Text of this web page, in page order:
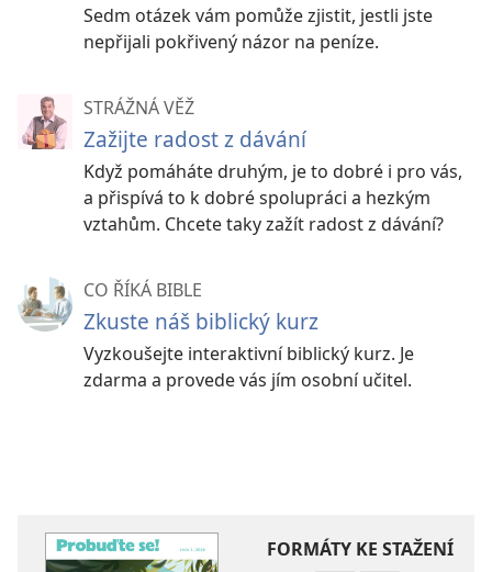
Sedm otázek vám pomůže zjistit, jestli jste
nepřijali pokřivený názor na peníze.
STRÁŽNÁ VĚŽ
Zažijte radost z dávání
Když pomáháte druhým, je to dobré i pro vás,
a přispívá to k dobré spolupráci a hezkým
vztahům. Chcete taky zažít radost z dávání?
CO ŘÍKÁ BIBLE
Zkuste náš biblický kurz
Vyzkoušejte interaktivní biblický kurz. Je
zdarma a provede vás jím osobní učitel.
FORMÁTY KE STAŽENÍ